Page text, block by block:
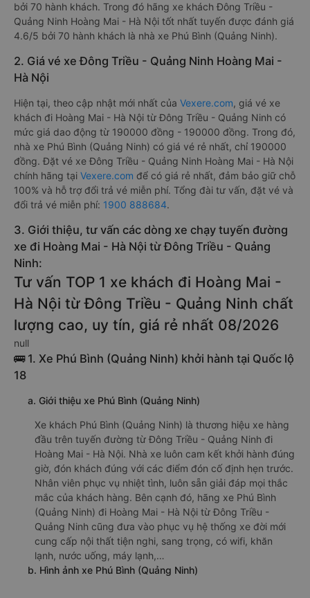
bởi 70 hành khách. Trong đó hãng xe khách Đông Triều -
Quảng Ninh Hoàng Mai - Hà Nội tốt nhất tuyến được đánh giá
4.6/5 bởi 70 hành khách là nhà xe Phú Bình (Quảng Ninh).
2. Giá vé xe Đông Triều - Quảng Ninh Hoàng Mai -
Hà Nội
Hiện tại, theo cập nhật mới nhất của Vexere.com, giá vé xe
khách đi Hoàng Mai - Hà Nội từ Đông Triều - Quảng Ninh có
mức giá dao động từ 190000 đồng - 190000 đồng. Trong đó,
nhà xe Phú Bình (Quảng Ninh) có giá vé rẻ nhất, chỉ 190000
đồng. Đặt vé xe Đông Triều - Quảng Ninh Hoàng Mai - Hà Nội
chính hãng tại Vexere.com để có giá rẻ nhất, đảm bảo giữ chỗ
100% và hỗ trợ đổi trả vé miễn phí. Tổng đài tư vấn, đặt vé và
đổi trả vé miễn phí: 1900 888684.
3. Giới thiệu, tư vấn các dòng xe chạy tuyến đường
xe đi Hoàng Mai - Hà Nội từ Đông Triều - Quảng
Ninh:
Tư vấn TOP 1 xe khách đi Hoàng Mai -
Hà Nội từ Đông Triều - Quảng Ninh chất
lượng cao, uy tín, giá rẻ nhất 08/2026
null
🚌 1. Xe Phú Bình (Quảng Ninh) khởi hành tại Quốc lộ
18
a. Giới thiệu xe Phú Bình (Quảng Ninh)
Xe khách Phú Bình (Quảng Ninh) là thương hiệu xe hàng
đầu trên tuyến đường từ Đông Triều - Quảng Ninh đi
Hoàng Mai - Hà Nội. Nhà xe luôn cam kết khởi hành đúng
giờ, đón khách đúng với các điểm đón cố định hẹn trước.
Nhân viên phục vụ nhiệt tình, luôn sẵn giải đáp mọi thắc
mắc của khách hàng. Bên cạnh đó, hãng xe Phú Bình
(Quảng Ninh) đi Hoàng Mai - Hà Nội từ Đông Triều -
Quảng Ninh cũng đưa vào phục vụ hệ thống xe đời mới
cung cấp nội thất tiện nghi, sang trọng, có wifi, khăn
lạnh, nước uống, máy lạnh,…
b. Hình ảnh xe Phú Bình (Quảng Ninh)